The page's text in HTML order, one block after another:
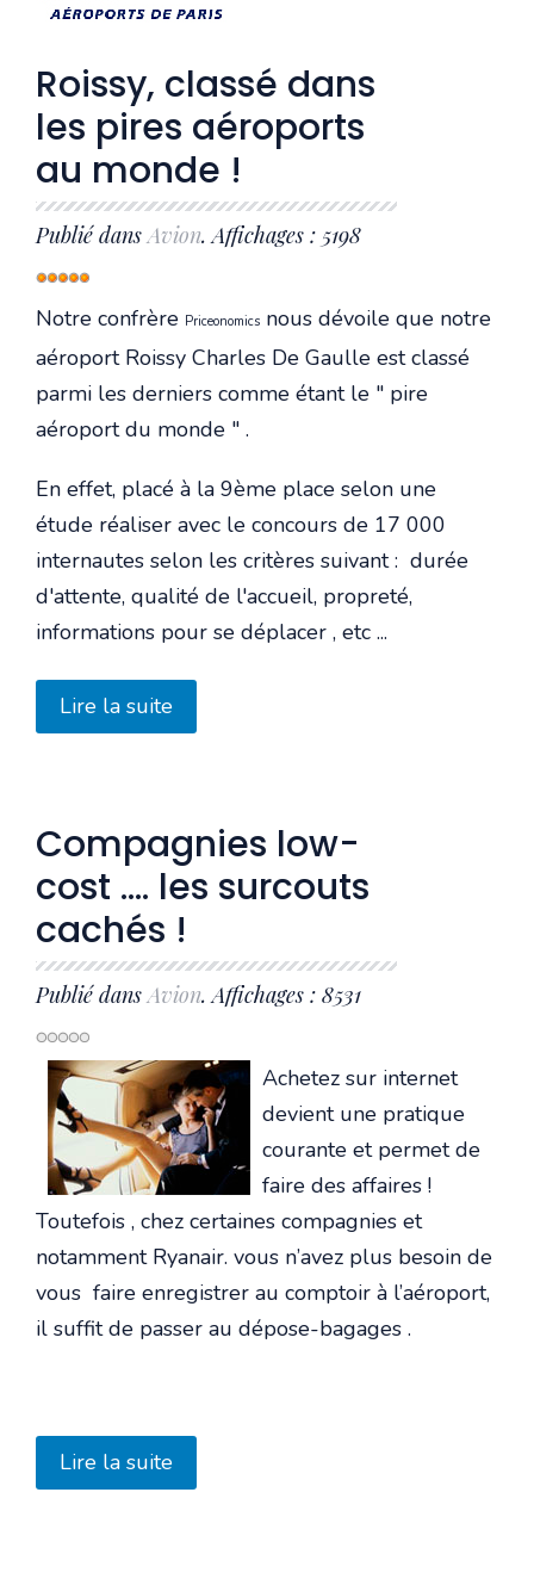
Roissy, classé dans
les pires aéroports
au monde !
Publié dansAvion. Affichages : 5198
Vote
utilisateur:5/5
Notre confrère Priceonomics nous dévoile que notre
aéroport Roissy Charles De Gaulle est classé
parmi les derniers comme étant le " pire
aéroport du monde " .
En effet, placé à la 9ème place selon une
étude réaliser avec le concours de 17 000
internautes selon les critères suivant : durée
d'attente, qualité de l'accueil, propreté,
informations pour se déplacer , etc ...
Lire la suite
Compagnies low-
cost …. les surcouts
cachés !
Publié dansAvion. Affichages : 8531
Achetez sur internet
devient une pratique
courante et permet de
faire des affaires !
Toutefois , chez certaines compagnies et
notamment Ryanair. vous n’avez plus besoin de
vous faire enregistrer au comptoir à l’aéroport,
il suffit de passer au dépose-bagages .
Lire la suite